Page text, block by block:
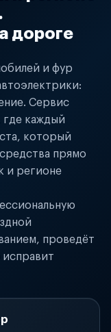
дороге
и фур
Сервис
где каждый
который
прямо
и регионе
проведёт